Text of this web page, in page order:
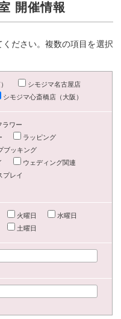
開催情報
ださい。複数の項目を選択
シモジマ名古屋店
シモジマ心斎橋店（大阪）
ラワー
ラッピング
ブッキング
ウェディング関連
プレイ
火曜日
水曜日
土曜日